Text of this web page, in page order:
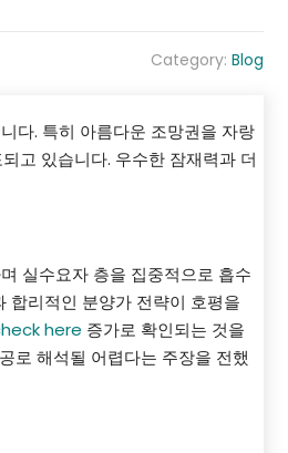
Category: Blog
다. 특히 아름다운 조망권을 자랑
고 있습니다. 우수한 잠재력과 더
실수요자 층을 집중적으로 흡수
합리적인 분양가 전략이 호평을
here 증가로 확인되는 것을
로 해석될 어렵다는 주장을 전했